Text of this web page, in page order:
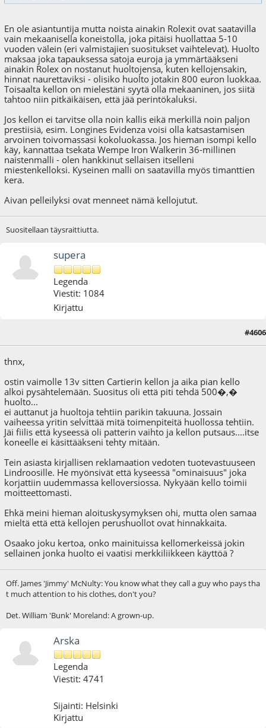
En ole asiantuntija mutta noista ainakin Rolexit ovat saatavilla
vain mekaanisella koneistolla, joka pitäisi huollattaa 5-10
vuoden välein (eri valmistajien suositukset vaihtelevat). Huolto
maksaa joka tapauksessa satoja euroja ja ymmärtääkseni
ainakin Rolex on nostanut huoltojensa, kuten kellojensakin,
hinnat naurettaviksi - olisiko huolto jotakin 800 euron luokkaa.
Toisaalta kellon on mielestäni syytä olla mekaaninen, jos siitä
tahtoo niin pitkäikäisen, että jää perintökaluksi.
Jos kellon ei tarvitse olla noin kallis eikä merkillä noin paljon
prestiisiä, esim. Longines Evidenza voisi olla katsastamisen
arvoinen toivomassasi kokoluokassa. Jos hieman isompi kello
käy, kannattaa tsekata Wempe Iron Walkerin 36-millinen
naistenmalli - olen hankkinut sellaisen itselleni
miestenkelloksi. Kyseinen malli on saatavilla myös timanttien
kera.
Aivan pelleilyksi ovat menneet nämä kellojutut.
Suositellaan täysraittiutta.
supera
Legenda
Viestit: 1084
Kirjattu
#4606
thnx,
ostin vaimolle 13v sitten Cartierin kellon ja aika pian kello
alkoi pysähtelemään. Suositus oli että piti tehdä 500�,�
huolto...
ei auttanut ja huoltoja tehtiin parikin takuuna. Jossain
vaiheessa yritin selvittää mitä toimenpiteitä huollossa tehtiin.
Jäi fiilis että kyseessä oli patterin vaihto ja kellon putsaus....itse
koneelle ei käsittääkseni tehty mitään.
Tein asiasta kirjallisen reklamaation vedoten tuotevastuuseen
Lindroosille. He myönsivät että kyseessä "ominaisuus" joka
korjattiin uudemmassa kelloversiossa. Nykyään kello toimii
moitteettomasti.
Ehkä meini hieman aloituskysymyksen ohi, mutta olen samaa
mieltä että että kellojen perushuollot ovat hinnakkaita.
Osaako joku kertoa, onko mainituissa kellomerkeissä jokin
sellainen jonka huolto ei vaatisi merkkiliikkeen käyttöä ?
Off. James 'Jimmy' McNulty: You know what they call a guy who pays tha
t much attention to his clothes, don't you?
Det. William 'Bunk' Moreland: A grown-up.
Arska
Legenda
Viestit: 4741
Sijainti: Helsinki
Kirjattu